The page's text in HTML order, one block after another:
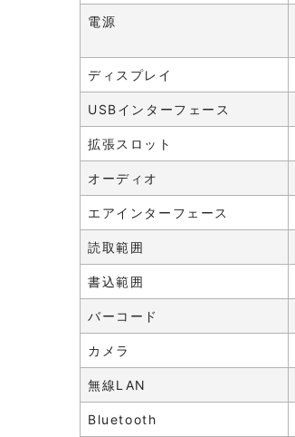
電源
ディスプレイ
USBインターフェース
拡張スロット
オーディオ
エアインターフェース
読取範囲
書込範囲
バーコード
カメラ
無線LAN
Bluetooth